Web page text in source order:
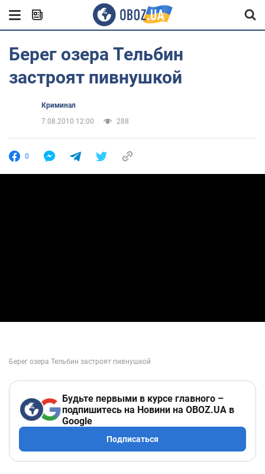
Берег озера Тельбин
застроят пивнушкой
Криминал
7.08.2010 12:00
288
0
Будьте первыми в курсе главного –
подпишитесь на Новини на OBOZ.UA в
Google
Подписаться